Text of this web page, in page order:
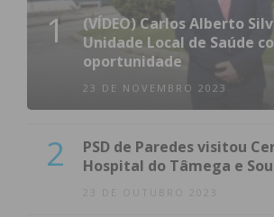
1
(VÍDEO) Carlos Alberto
Unidade Local de Saúde
oportunidade
23 DE NOVEMBRO 2023
2
PSD de Paredes visitou
Hospital do Tâmega e
23 DE OUTUBRO 2023